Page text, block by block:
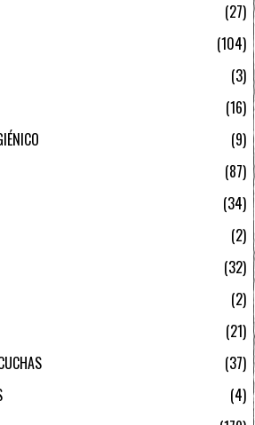
27
104
3
16
9
87
34
2
32
2
21
37
4